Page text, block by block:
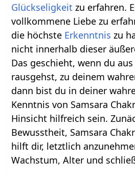
Glückseligkeit zu erfahren.
vollkommene Liebe zu
die höchste Erkenntnis zu
nicht innerhalb dieser
Das geschieht, wenn du
rausgehst, zu deinem
dann bist du in deiner
Kenntnis von Samsara
Hinsicht hilfreich sein.
Bewusstheit, Samsara
hilft dir, letztlich
Wachstum, Alter und